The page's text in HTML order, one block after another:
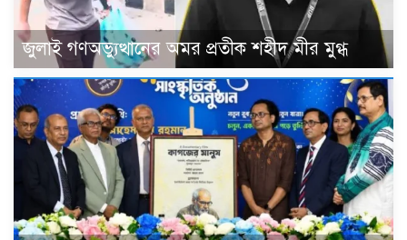
জুলাই গণঅভ্যুত্থানের অমর প্রতীক শহীদ মীর মুগ্ধ